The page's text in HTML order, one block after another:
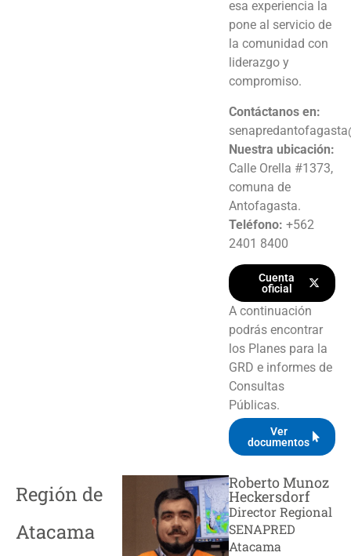
esa experiencia la
pone al servicio de
la comunidad con
liderazgo y
compromiso.
Contáctanos en:
Nuestra ubicación:
Calle Orella #1373,
comuna de
Antofagasta.
Teléfono: +562
2401 8400
Cuenta
oficial
A continuación
podrás encontrar
los Planes para la
GRD e informes de
Consultas
Públicas.
Ver
documentos
Región de
Atacama
Roberto Munoz
Heckersdorf
Director Regional
SENAPRED
Atacama